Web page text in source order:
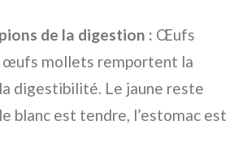
de la digestion : Œufs
œufs mollets remportent la
digestibilité. Le jaune reste
blanc est tendre, l’estomac est